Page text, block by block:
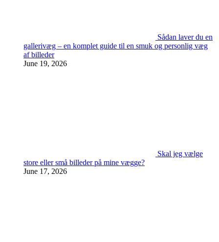
Sådan laver du en
gallerivæg – en komplet guide til en smuk og personlig væg
af billeder
June 19, 2026
Skal jeg vælge
store eller små billeder på mine vægge?
June 17, 2026